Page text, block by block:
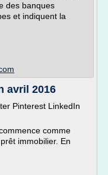
des banques
et indiquent la
avril 2016
Pinterest LinkedIn
comme
immobilier. En